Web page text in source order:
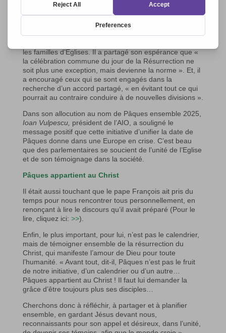
Moins d’une semaine après, le 19 septembre, la même
délégation a été reçue en audience par le pape
François, à Rome, qui a dit sa joie du travail accompli et
les familles d’Eglises. Il a partagé son espérance que «
la célébration commune du jour de la Résurrection ne
soit plus une exception, mais devienne la norme ». Et, il
a encouragé ceux qui se sont engagés dans la
recherche d’un accord partagé, « en évitant tout ce qui
pourrait au contraire conduire à de nouvelles divisions ».
Dans son allocution au nom de Pâques ensemble 2025,
Ioan Vulpescu, président de l’AIO, a souligné le
message positif que cette initiative d’unifier la date de
Pâques donne dans une Europe en crise. C’est beau
que des parlementaires se soucient de l’unité de l’Eglise
et de son témoignage dans la société.
Pâques appartient au Christ
Il était aussi touchant que le pape François ait pris du
temps pour nous rencontrer tous personnellement, en
renonçant à lire le discours qu’il avait préparé (Pour le
lire, cliquez ici: >>).
Enfin, le plus important, pour lui, n’est pas le calendrier,
mais de témoigner ensemble de la résurrection du
Christ, qui manifeste l’amour de Dieu pour toute
l’humanité. « Avant tout, dit-il, Pâques n’est pas le fruit
de notre initiative, d’un calendrier ou d’un autre…
Pâques appartient au Christ ! Il faut lui demander la
grâce d’être toujours plus ses disciples…
Cherchons donc à réfléchir, à partager et à planifier
ensemble, en gardant Jésus devant nous,
reconnaissants pour son appel et désireux, dans l’unité,